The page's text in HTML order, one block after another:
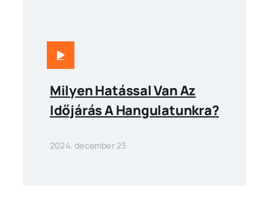
Milyen Hatással Van Az
Időjárás A Hangulatunkra?
2024. december 23.